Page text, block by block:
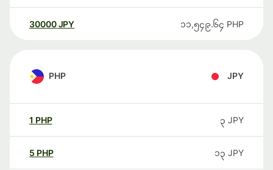
30000 JPY ၁၁,၅၄၉.၆၄ PHP
PHP JPY
1 PHP ၃ JPY
5 PHP ၁၃ JPY